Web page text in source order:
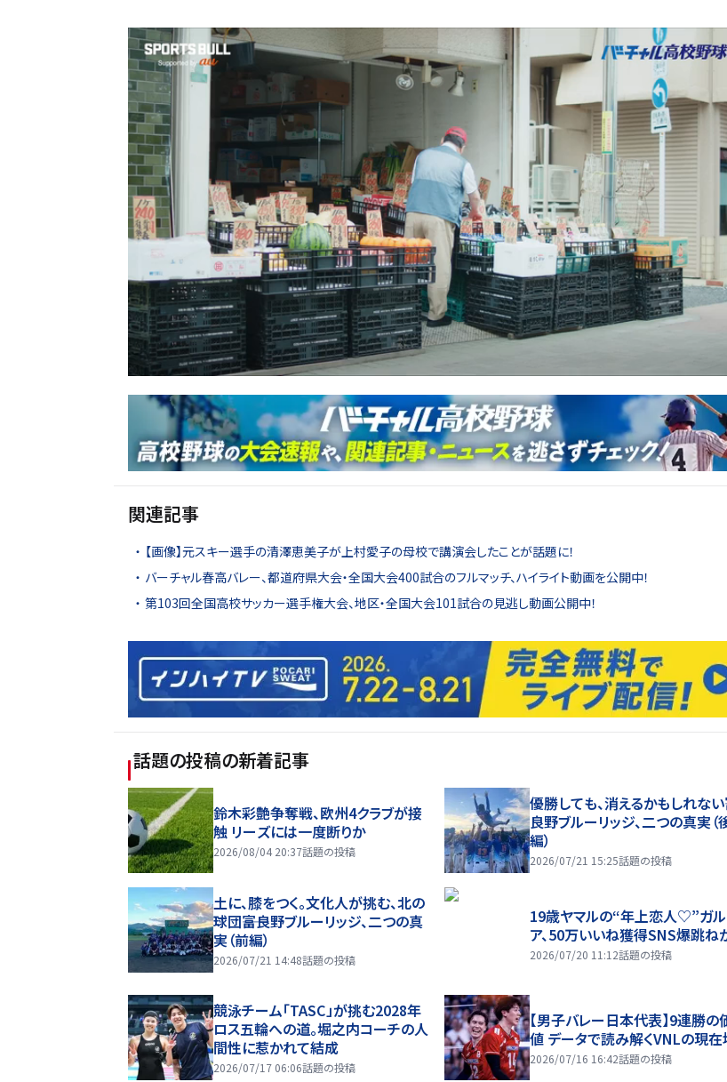
関連記事
【画像】元スキー選手の清澤恵美子が上村愛子の母校で講演会したことが話題に！
バーチャル春高バレー、都道府県大会・全国大会400試合のフルマッチ、ハイライト動画を公開中！
第103回全国高校サッカー選手権大会、地区・全国大会101試合の見逃し動画公開中！
話題の投稿の新着記事
鈴木彩艶争奪戦、欧州4クラブが接
触 リーズには一度断りか
2026/08/04 20:37話題の投稿
優勝しても、消えるかもしれない
良野ブルーリッジ、二つの真実（
編）
2026/07/21 15:25話題の投稿
土に、膝をつく。文化人が挑む、北の
球団――富良野ブルーリッジ、二つの真
実（前編）
2026/07/21 14:48話題の投稿
19歳ヤマルの“年上恋人♡”ガ
ア、50万いいね獲得SNS爆跳ね
2026/07/20 11:12話題の投稿
競泳チーム「TASC」が挑む2028年
ロス五輪への道。堀之内コーチの人
間性に惹かれて結成
2026/07/17 06:06話題の投稿
【男子バレー日本代表】9連勝の
値 データで読み解くVNLの現在
2026/07/16 16:42話題の投稿